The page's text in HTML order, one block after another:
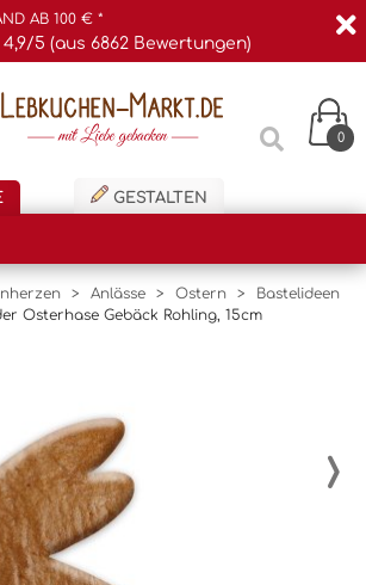
AB 100 € *
5 (aus 6862 Bewertungen)
0
GESTALTEN
> Anlässe > Ostern >
Bastelideen
Osterhase Gebäck Rohling, 15cm
›